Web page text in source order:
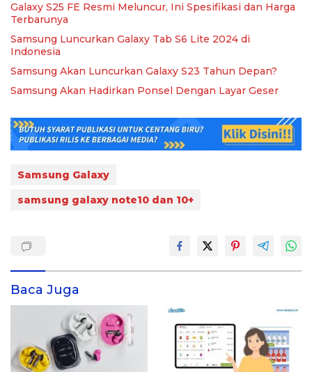
Galaxy S25 FE Resmi Meluncur, Ini Spesifikasi dan Harga
Terbarunya
Samsung Luncurkan Galaxy Tab S6 Lite 2024 di
Indonesia
Samsung Akan Luncurkan Galaxy S23 Tahun Depan?
Samsung Akan Hadirkan Ponsel Dengan Layar Geser
Samsung Galaxy
samsung galaxy note10 dan 10+
Baca Juga